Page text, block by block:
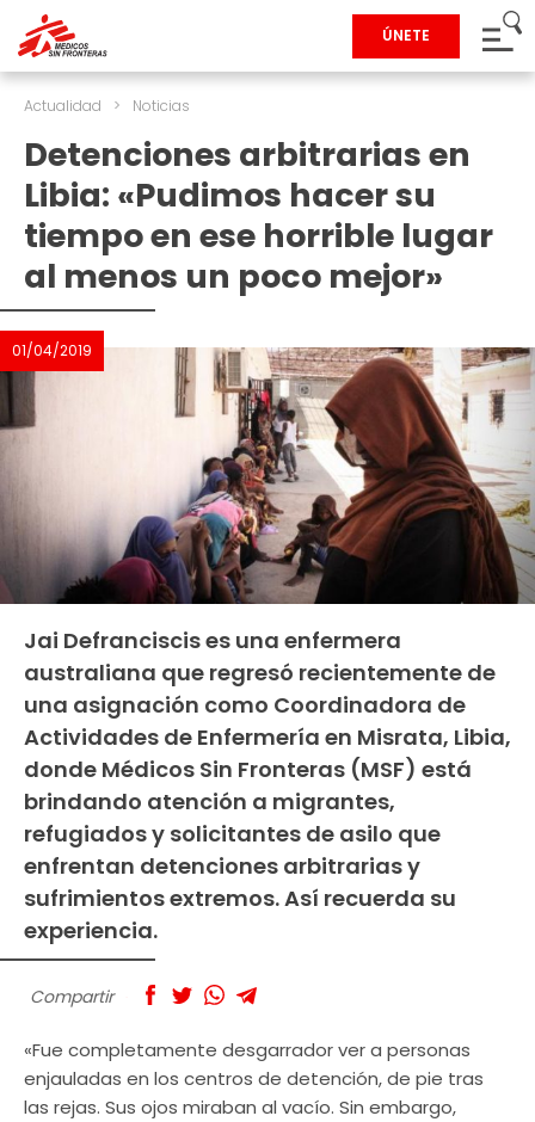
ÚNETE
Actualidad > Noticias
Detenciones arbitrarias en
Libia: «Pudimos hacer su
tiempo en ese horrible lugar
al menos un poco mejor»
01/04/2019
Jai Defranciscis es una enfermera
australiana que regresó recientemente de
una asignación como Coordinadora de
Actividades de Enfermería en Misrata, Libia,
donde Médicos Sin Fronteras (MSF) está
brindando atención a migrantes,
refugiados y solicitantes de asilo que
enfrentan detenciones arbitrarias y
sufrimientos extremos. Así recuerda su
experiencia.
Compartir
«Fue completamente desgarrador ver a personas
enjauladas en los centros de detención, de pie tras
las rejas. Sus ojos miraban al vacío. Sin embargo,